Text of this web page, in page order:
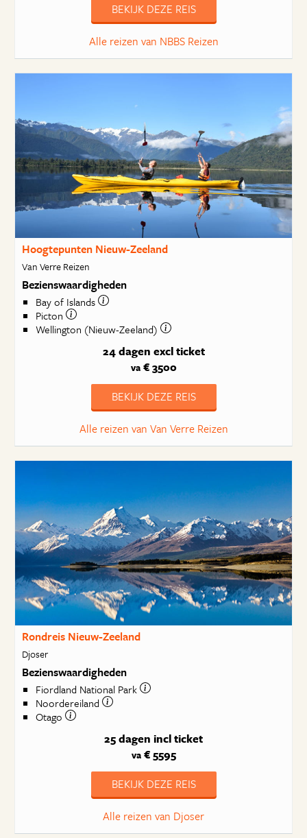
BEKIJK DEZE REIS
Alle reizen van NBBS Reizen
Hoogtepunten Nieuw-Zeeland
Van Verre Reizen
Bezienswaardigheden
Bay of Islands
Picton
Wellington (Nieuw-Zeeland)
24 dagen excl ticket
va€ 3500
BEKIJK DEZE REIS
Alle reizen van Van Verre Reizen
Rondreis Nieuw-Zeeland
Djoser
Bezienswaardigheden
Fiordland National Park
Noordereiland
Otago
25 dagen incl ticket
va€ 5595
BEKIJK DEZE REIS
Alle reizen van Djoser